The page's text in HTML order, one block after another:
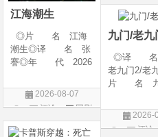
江海潮生
◎片 名 江海
潮生◎译 名 张
謇◎年 代 2026
陆◎类 别 传记
/ 历史 / 古装◎语
上映日期 2026-07-
2026-08-07
评论
国剧
爱情◎语
语普通话◎
九门/老九
◎译 名
老九门2/老
片 名
产 地 中
◎类 别
2026-
评论